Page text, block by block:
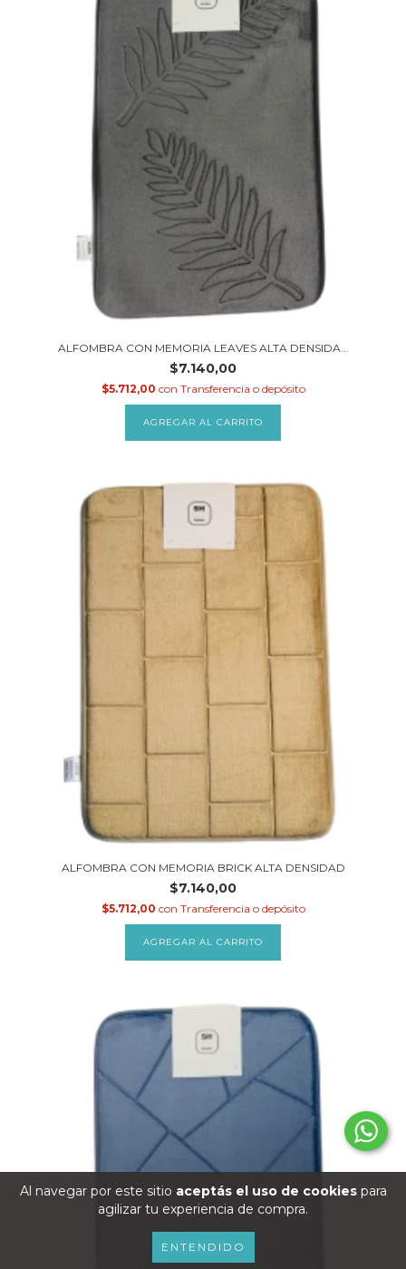
Al navegar por este sitio aceptás el uso de cookiespara
agilizar tu experiencia de compra.
ENTENDIDO
ALFOMBRA CON MEMORIA LEAVES ALTA DENSIDA...
$7.140,00
$5.712,00 con Transferencia o depósito
AGREGAR AL CARRITO
ALFOMBRA CON MEMORIA BRICK ALTA DENSIDAD
$7.140,00
$5.712,00 con Transferencia o depósito
AGREGAR AL CARRITO